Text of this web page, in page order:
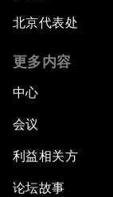
北京代表处
更多内容
中心
会议
利益相关方
论坛故事